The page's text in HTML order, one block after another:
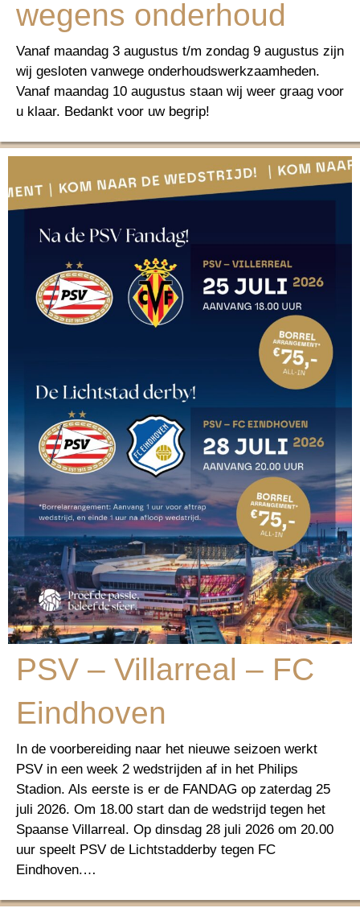
wegens onderhoud
Vanaf maandag 3 augustus t/m zondag 9 augustus zijn
wij gesloten vanwege onderhoudswerkzaamheden.
Vanaf maandag 10 augustus staan wij weer graag voor
u klaar. Bedankt voor uw begrip!
PSV – Villarreal – FC
Eindhoven
In de voorbereiding naar het nieuwe seizoen werkt
PSV in een week 2 wedstrijden af in het Philips
Stadion. Als eerste is er de FANDAG op zaterdag 25
juli 2026. Om 18.00 start dan de wedstrijd tegen het
Spaanse Villarreal. Op dinsdag 28 juli 2026 om 20.00
uur speelt PSV de Lichtstadderby tegen FC
Eindhoven.…